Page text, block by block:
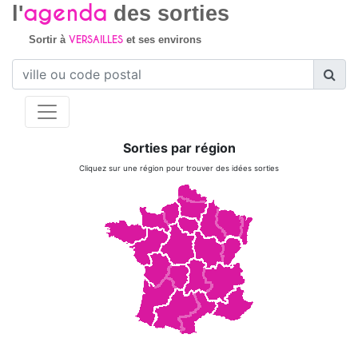
l'agenda des sorties
Sortir à VERSAILLESet ses environs
Sorties par région
Cliquez sur une région pour trouver des idées sorties